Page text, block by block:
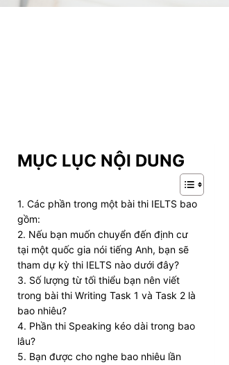
MỤC LỤC NỘI DUNG
1. Các phần trong một bài thi IELTS bao
gồm:
2. Nếu bạn muốn chuyển đến định cư
tại một quốc gia nói tiếng Anh, bạn sẽ
tham dự kỳ thi IELTS nào dưới đây?
3. Số lượng từ tối thiểu bạn nên viết
trong bài thi Writing Task 1 và Task 2 là
bao nhiêu?
4. Phần thi Speaking kéo dài trong bao
lâu?
5. Bạn được cho nghe bao nhiêu lần